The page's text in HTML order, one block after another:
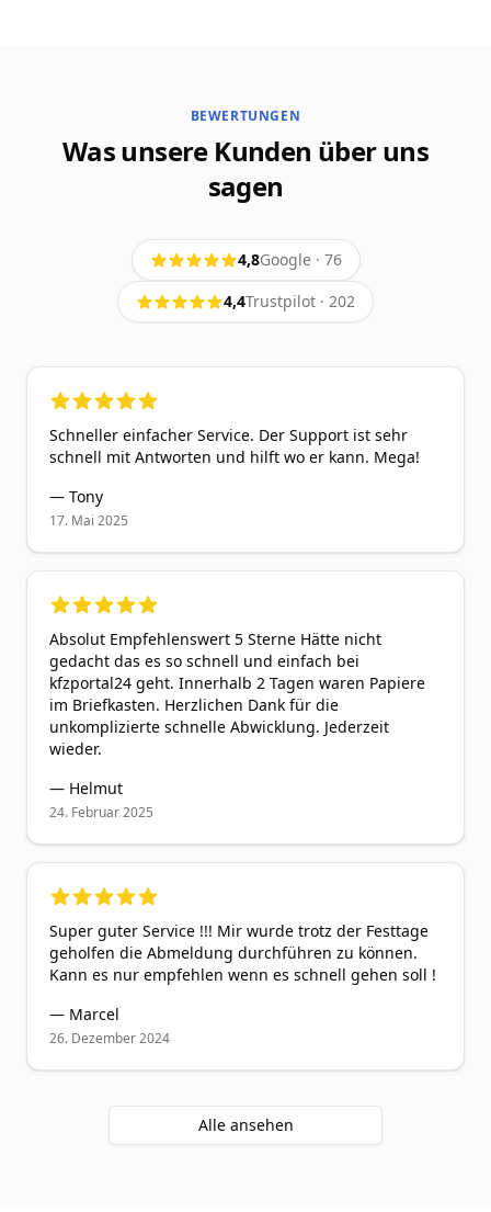
BEWERTUNGEN
Was unsere Kunden über uns
sagen
4,8Google· 76
4,4Trustpilot · 202
5out of 5 stars
Schneller einfacher Service. Der Support ist sehr
schnell mit Antworten und hilft wo er kann. Mega!
— Tony
17. Mai 2025
5out of 5 stars
Absolut Empfehlenswert 5 Sterne Hätte nicht
gedacht das es so schnell und einfach bei
kfzportal24 geht. Innerhalb 2 Tagen waren Papiere
im Briefkasten. Herzlichen Dank für die
unkomplizierte schnelle Abwicklung. Jederzeit
wieder.
— Helmut
24. Februar 2025
5out of 5 stars
Super guter Service !!! Mir wurde trotz der Festtage
geholfen die Abmeldung durchführen zu können.
Kann es nur empfehlen wenn es schnell gehen soll !
— Marcel
26. Dezember 2024
Alle ansehen